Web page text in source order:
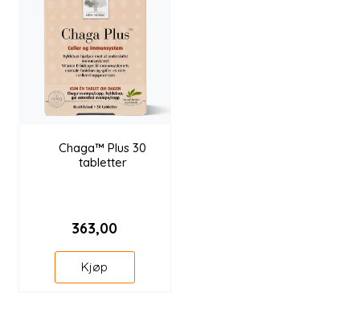
Chaga™ Plus 30
tabletter
363,00
Kjøp